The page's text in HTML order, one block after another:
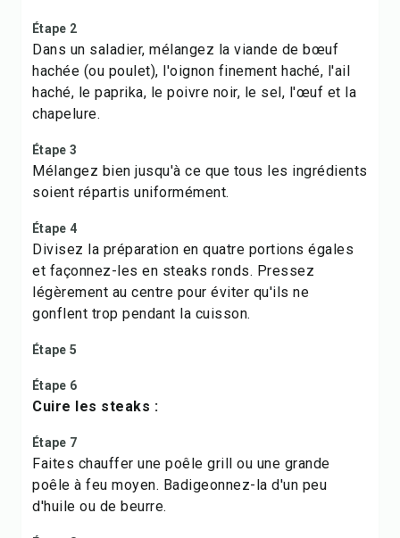
Étape 2
Dans un saladier, mélangez la viande de bœuf
hachée (ou poulet), l'oignon finement haché, l'ail
haché, le paprika, le poivre noir, le sel, l'œuf et la
chapelure.
Étape 3
Mélangez bien jusqu'à ce que tous les ingrédients
soient répartis uniformément.
Étape 4
Divisez la préparation en quatre portions égales
et façonnez-les en steaks ronds. Pressez
légèrement au centre pour éviter qu'ils ne
gonflent trop pendant la cuisson.
Étape 5
Étape 6
Cuire les steaks :
Étape 7
Faites chauffer une poêle grill ou une grande
poêle à feu moyen. Badigeonnez-la d'un peu
d'huile ou de beurre.